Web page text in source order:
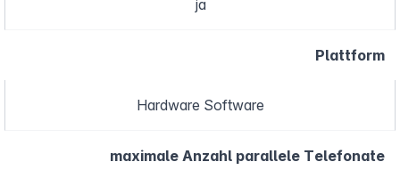
ja
Plattform
Hardware Software
maximale Anzahl parallele Telefonate